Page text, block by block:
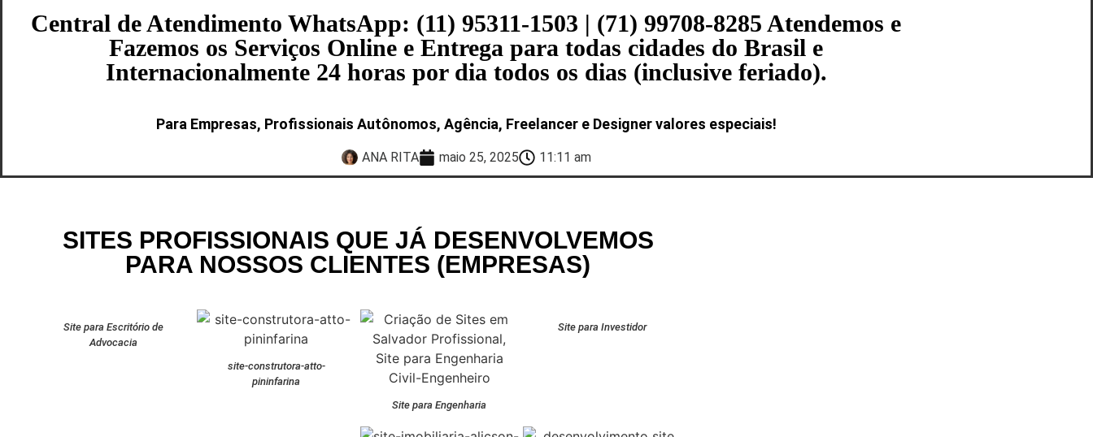
Central de Atendimento WhatsApp: (11) 95311-1503 | (71) 99708-8285 Atendemos e
Fazemos os Serviços Online e Entrega para todas cidades do Brasil e
Internacionalmente 24 horas por dia todos os dias (inclusive feriado).
Para Empresas, Profissionais Autônomos, Agência, Freelancer e Designer valores especiais!
ANA RITA maio 25, 2025 11:11 am
SITES PROFISSIONAIS QUE JÁ DESENVOLVEMOS
PARA NOSSOS CLIENTES (EMPRESAS)
Site para Escritório de
Advocacia
site-construtora-atto-
pininfarina
Site para Engenharia
Site para Investidor